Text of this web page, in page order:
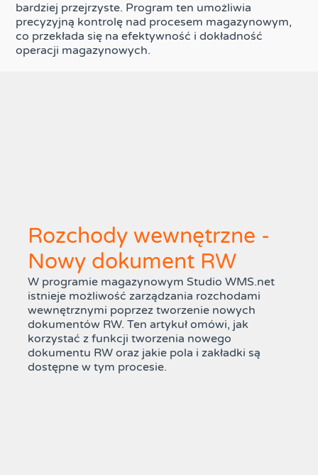
bardziej przejrzyste. Program ten umożliwia
precyzyjną kontrolę nad procesem magazynowym,
co przekłada się na efektywność i dokładność
operacji magazynowych.
Rozchody wewnętrzne -
Nowy dokument RW
W programie magazynowym Studio WMS.net
istnieje możliwość zarządzania rozchodami
wewnętrznymi poprzez tworzenie nowych
dokumentów RW. Ten artykuł omówi, jak
korzystać z funkcji tworzenia nowego
dokumentu RW oraz jakie pola i zakładki są
dostępne w tym procesie.